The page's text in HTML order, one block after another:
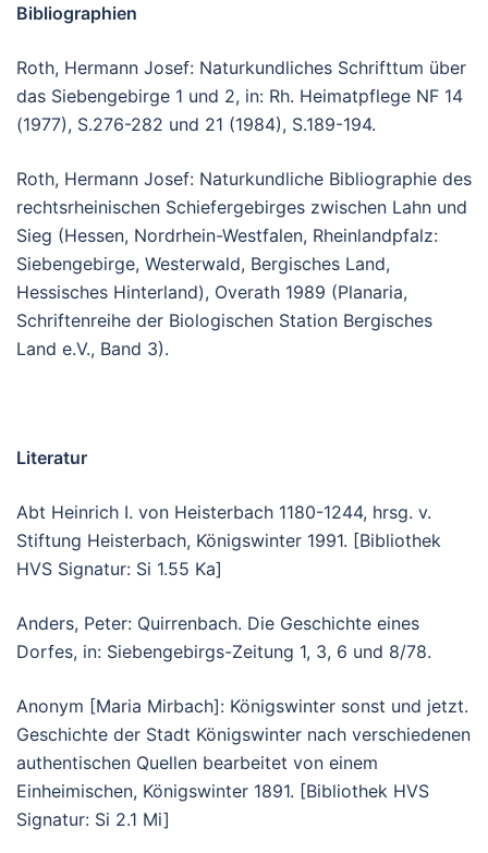
Bibliographien
Roth, Hermann Josef: Naturkundliches Schrifttum über
das Siebengebirge 1 und 2, in: Rh. Heimatpflege NF 14
(1977), S.276-282 und 21 (1984), S.189-194.
Roth, Hermann Josef: Naturkundliche Bibliographie des
rechtsrheinischen Schiefergebirges zwischen Lahn und
Sieg (Hessen, Nordrhein-Westfalen, Rheinlandpfalz:
Siebengebirge, Westerwald, Bergisches Land,
Hessisches Hinterland), Overath 1989 (Planaria,
Schriftenreihe der Biologischen Station Bergisches
Land e.V., Band 3).
Literatur
Abt Heinrich I. von Heisterbach 1180-1244, hrsg. v.
Stiftung Heisterbach, Königswinter 1991. [Bibliothek
HVS Signatur: Si 1.55 Ka]
Anders, Peter: Quirrenbach. Die Geschichte eines
Dorfes, in: Siebengebirgs-Zeitung 1, 3, 6 und 8/78.
Anonym [Maria Mirbach]: Königswinter sonst und jetzt.
Geschichte der Stadt Königswinter nach verschiedenen
authentischen Quellen bearbeitet von einem
Einheimischen, Königswinter 1891. [Bibliothek HVS
Signatur: Si 2.1 Mi]